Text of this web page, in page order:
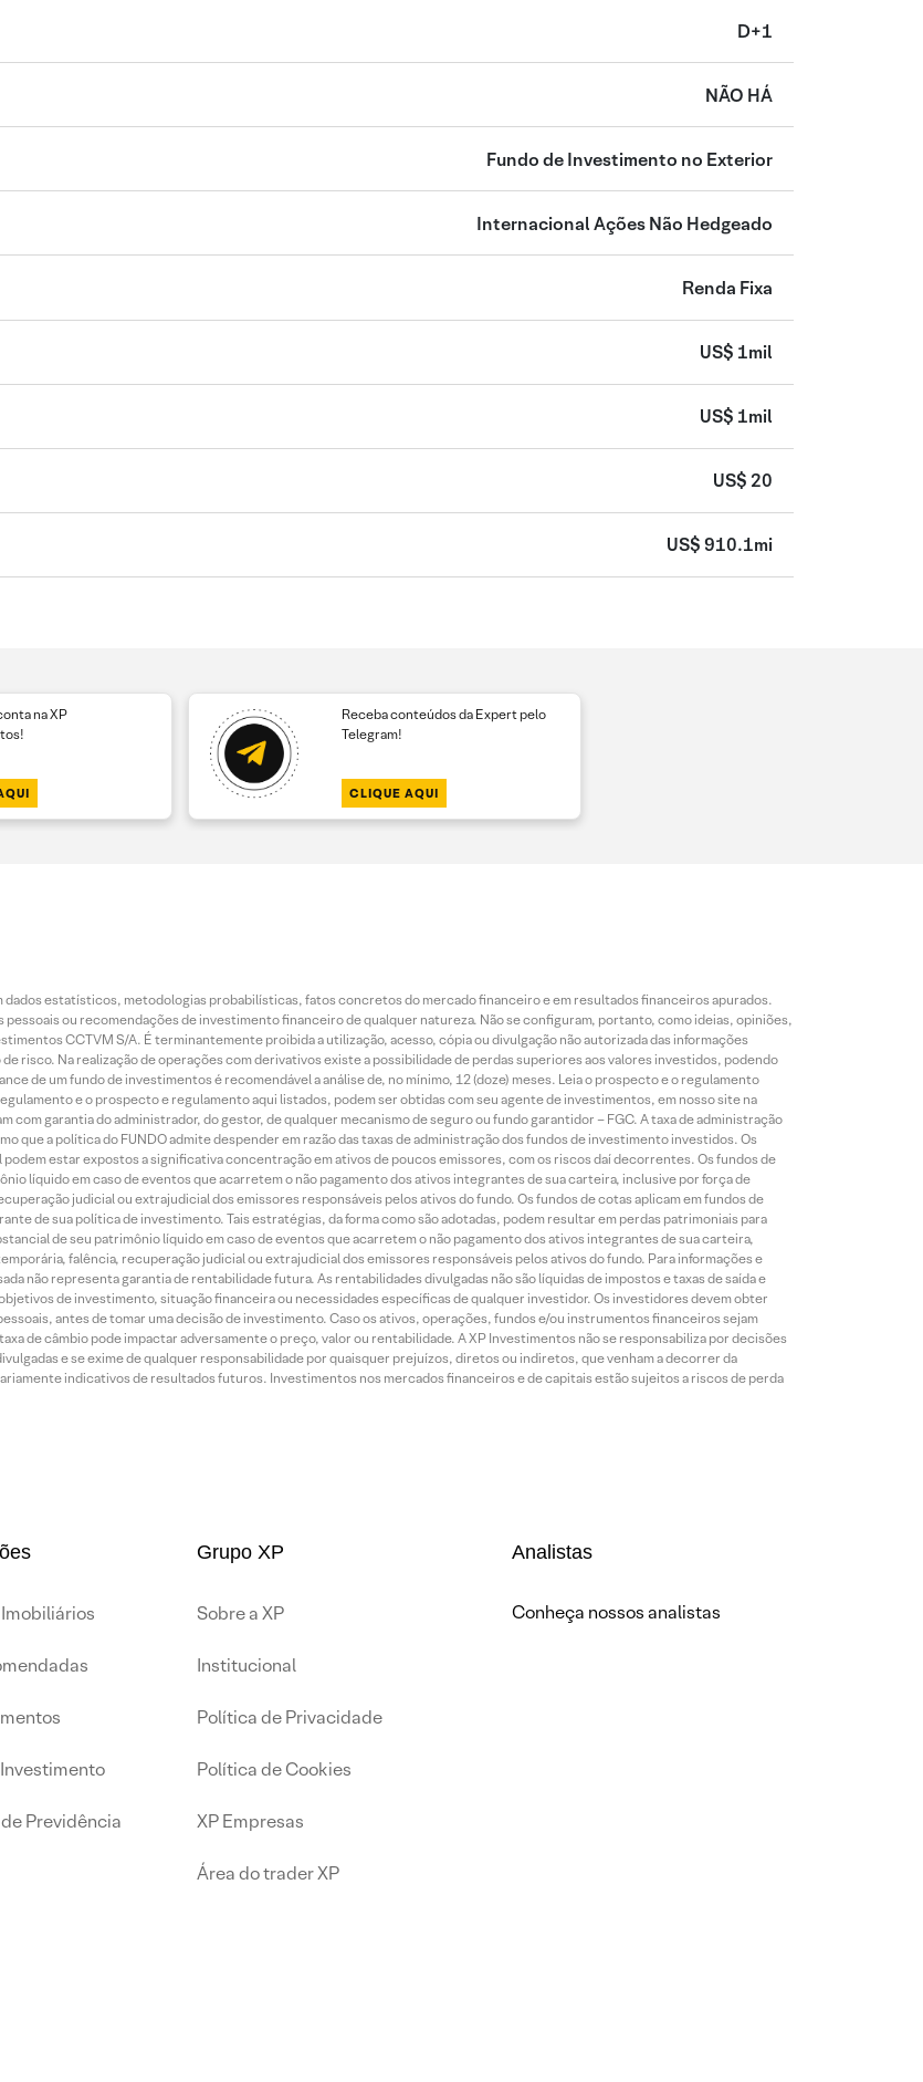
D+1
NÃO HÁ
Fundo de Investimento no Exterior
Internacional Ações Não Hedgeado
Renda Fixa
US$ 1mil
US$ 1mil
US$ 20
US$ 910.1mi
na XP
Receba conteúdos da Expert pelo
Telegram!
CLIQUE AQUI
estatísticos, metodologias probabilísticas, fatos concretos do mercado financeiro e em resultados financeiros apurados.
ou recomendações de investimento financeiro de qualquer natureza. Não se configuram, portanto, como ideias, opiniões,
CCTVM S/A. É terminantemente proibida a utilização, acesso, cópia ou divulgação não autorizada das informações
risco. Na realização de operações com derivativos existe a possibilidade de perdas superiores aos valores investidos, podendo
de um fundo de investimentos é recomendável a análise de, no mínimo, 12 (doze) meses. Leia o prospecto e o regulamento
e o prospecto e regulamento aqui listados, podem ser obtidas com seu agente de investimentos, em nosso site na
garantia do administrador, do gestor, de qualquer mecanismo de seguro ou fundo garantidor – FGC. A taxa de administração
que a política do FUNDO admite despender em razão das taxas de administração dos fundos de investimento investidos. Os
estar expostos a significativa concentração em ativos de poucos emissores, com os riscos daí decorrentes. Os fundos de
líquido em caso de eventos que acarretem o não pagamento dos ativos integrantes de sua carteira, inclusive por força de
judicial ou extrajudicial dos emissores responsáveis pelos ativos do fundo. Os fundos de cotas aplicam em fundos de
de sua política de investimento. Tais estratégias, da forma como são adotadas, podem resultar em perdas patrimoniais para
de seu patrimônio líquido em caso de eventos que acarretem o não pagamento dos ativos integrantes de sua carteira,
falência, recuperação judicial ou extrajudicial dos emissores responsáveis pelos ativos do fundo. Para informações e
não representa garantia de rentabilidade futura. As rentabilidades divulgadas não são líquidas de impostos e taxas de saída e
de investimento, situação financeira ou necessidades específicas de qualquer investidor. Os investidores devem obter
antes de tomar uma decisão de investimento. Caso os ativos, operações, fundos e/ou instrumentos financeiros sejam
de câmbio pode impactar adversamente o preço, valor ou rentabilidade. A XP Investimentos não se responsabiliza por decisões
e se exime de qualquer responsabilidade por quaisquer prejuízos, diretos ou indiretos, que venham a decorrer da
indicativos de resultados futuros. Investimentos nos mercados financeiros e de capitais estão sujeitos a riscos de perda
Previdência
Grupo XP
Sobre a XP
Institucional
Política de Privacidade
Política de Cookies
XP Empresas
Área do trader XP
Analistas
Conheça nossos analistas